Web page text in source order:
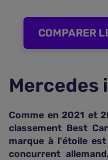
COMPARER
Mercedes
Comme en 2021 et
classement Best
marque à l'étoile
concurrent